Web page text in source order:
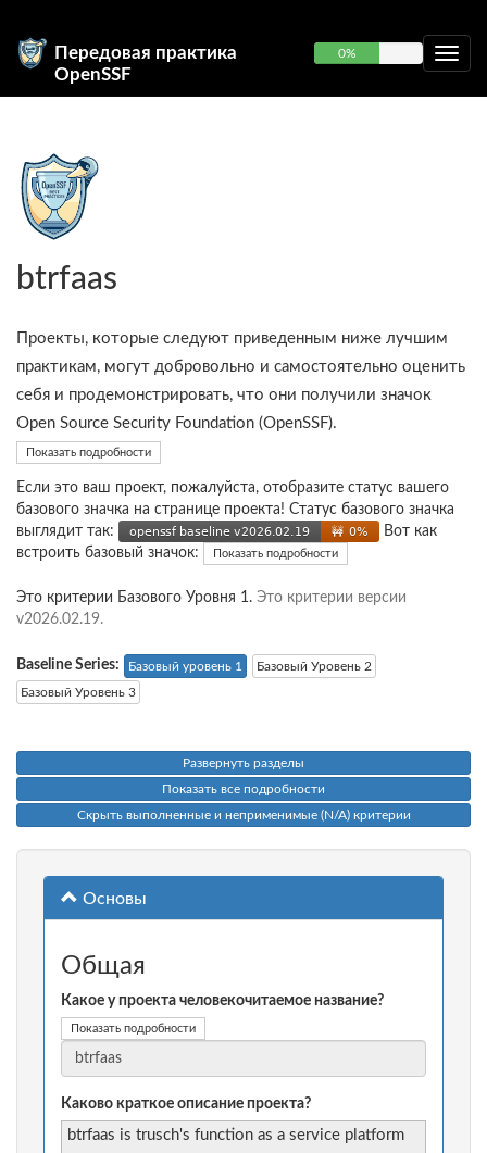
Передовая практика
OpenSSF
0%
btrfaas
Проекты, которые следуют приведенным ниже лучшим
практикам, могут добровольно и самостоятельно оценить
себя и продемонстрировать, что они получили значок
Open Source Security Foundation (OpenSSF).
Показать подробности
Если это ваш проект, пожалуйста, отобразите статус вашего
базового значка на странице проекта! Статус базового значка
выглядит так:
Вот как
встроить базовый значок:
Показать подробности
Это критерии Базового Уровня 1. Это критерии версии
v2026.02.19.
Baseline Series: Базовый уровень 1
Базовый Уровень 2
Базовый Уровень 3
Развернуть разделы
Показать все подробности
Скрыть выполненные и неприменимые (N/A) критерии
Основы
Общая
Какое у проекта человекочитаемое название?
Показать подробности
Каково краткое описание проекта?
btrfaas is trusch's function as a service platform